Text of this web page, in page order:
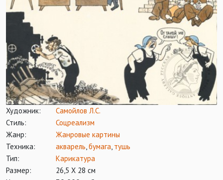
Художник:
Самойлов Л.С.
Стиль:
Соцреализм
Жанр:
Жанровые картины
Техника:
акварель бумага тушь
Тип:
Карикатура
Размер:
26,5 Х 28 см